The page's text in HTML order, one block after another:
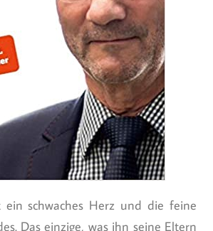
ein schwaches Herz und die feine
Das einzige, was ihn seine Eltern